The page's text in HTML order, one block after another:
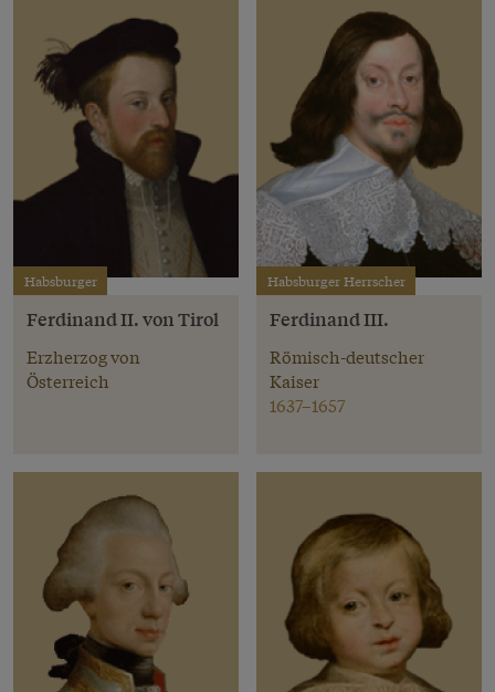
Habsburger
Ferdinand II. von Tirol
Erzherzog von
Österreich
Habsburger Herrscher
Ferdinand III.
Römisch-deutscher
Kaiser
1637–1657